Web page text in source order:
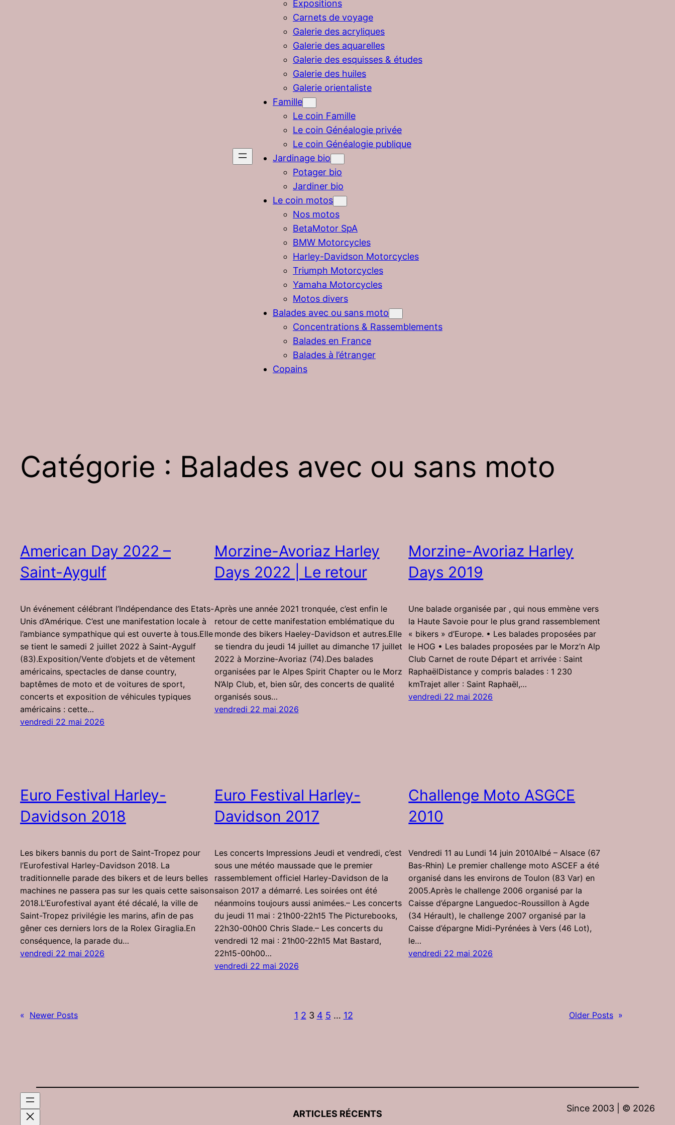
Expositions
Carnets de voyage
Galerie des acryliques
Galerie des aquarelles
Galerie des esquisses & études
Galerie des huiles
Galerie orientaliste
Famille
Le coin Famille
Le coin Généalogie privée
Le coin Généalogie publique
Jardinage bio
Potager bio
Jardiner bio
Le coin motos
Nos motos
BetaMotor SpA
BMW Motorcycles
Harley-Davidson Motorcycles
Triumph Motorcycles
Yamaha Motorcycles
Motos divers
Balades avec ou sans moto
Concentrations & Rassemblements
Balades en France
Balades à l’étranger
Copains
Catégorie : Balades avec ou sans moto
American Day 2022 –
Saint-Aygulf
Un événement célébrant l’Indépendance des Etats-
Unis d’Amérique. C’est une manifestation locale à
l’ambiance sympathique qui est ouverte à tous.Elle
se tient le samedi 2 juillet 2022 à Saint-Aygulf
(83).Exposition/Vente d’objets et de vêtement
américains, spectacles de danse country,
baptêmes de moto et de voitures de sport,
concerts et exposition de véhicules typiques
américains : cette…
vendredi 22 mai 2026
Morzine-Avoriaz Harley
Days 2022 | Le retour
Après une année 2021 tronquée, c’est enfin le
retour de cette manifestation emblématique du
monde des bikers Haeley-Davidson et autres.Elle
se tiendra du jeudi 14 juillet au dimanche 17 juillet
2022 à Morzine-Avoriaz (74).Des balades
organisées par le Alpes Spirit Chapter ou le Morz
N’Alp Club, et, bien sûr, des concerts de qualité
organisés sous…
vendredi 22 mai 2026
Morzine-Avoriaz Harley
Days 2019
Une balade organisée par , qui nous emmène vers
la Haute Savoie pour le plus grand rassemblement
« bikers » d’Europe. • Les balades proposées par
le HOG • Les balades proposées par le Morz’n Alp
Club Carnet de route Départ et arrivée : Saint
RaphaëlDistance y compris balades : 1 230
kmTrajet aller : Saint Raphaël,…
vendredi 22 mai 2026
Euro Festival Harley-
Davidson 2018
Les bikers bannis du port de Saint-Tropez pour
l’Eurofestival Harley-Davidson 2018. La
traditionnelle parade des bikers et de leurs belles
machines ne passera pas sur les quais cette saison
2018.L’Eurofestival ayant été décalé, la ville de
Saint-Tropez privilégie les marins, afin de pas
gêner ces derniers lors de la Rolex Giraglia.En
conséquence, la parade du…
vendredi 22 mai 2026
Euro Festival Harley-
Davidson 2017
Les concerts Impressions Jeudi et vendredi, c’est
sous une météo maussade que le premier
rassemblement officiel Harley-Davidson de la
saison 2017 a démarré. Les soirées ont été
néanmoins toujours aussi animées.– Les concerts
du jeudi 11 mai : 21h00-22h15 The Picturebooks,
22h30-00h00 Chris Slade.– Les concerts du
vendredi 12 mai : 21h00-22h15 Mat Bastard,
22h15-00h00…
vendredi 22 mai 2026
Challenge Moto ASGCE
2010
Vendredi 11 au Lundi 14 juin 2010Albé – Alsace (67
Bas-Rhin) Le premier challenge moto ASCEF a été
organisé dans les environs de Toulon (83 Var) en
2005.Après le challenge 2006 organisé par la
Caisse d’épargne Languedoc-Roussillon à Agde
(34 Hérault), le challenge 2007 organisé par la
Caisse d’épargne Midi-Pyrénées à Vers (46 Lot),
le…
vendredi 22 mai 2026
« Newer Posts 1 2 3 4 5 … 12 Older Posts »
ARTICLES RÉCENTS
Since 2003 | © 2026